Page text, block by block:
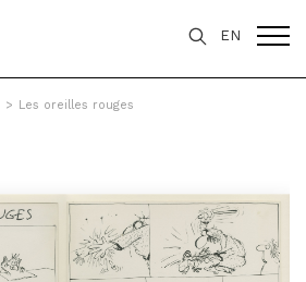
EN
> Les oreilles rouges